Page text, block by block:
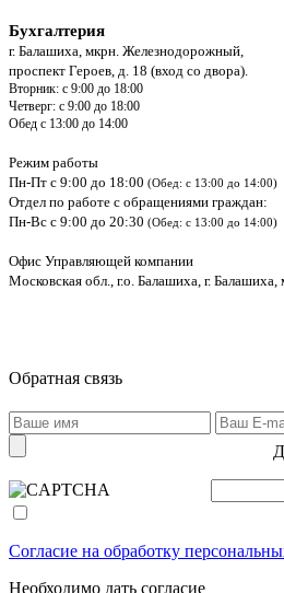
Бухгалтерия
г. Балашиха, мкрн. Железнодорожный,
проспект Героев, д. 18 (вход со двора).
Вторник: с 9:00 до 18:00
Четверг: с 9:00 до 18:00
Обед с 13:00 до 14:00
Режим работы
Пн-Пт с 9:00 до 18:00 (Обед: с 13:00 до 14:00)
Отдел по работе с обращениями граждан:
Пн-Вс с 9:00 до 20:30 (Обед: с 13:00 до 14:00)
Офис Управляющей компании
Московская обл., г.о. Балашиха, г.
Обратная связь
Согласие на обработку
Необходимо дать согласие